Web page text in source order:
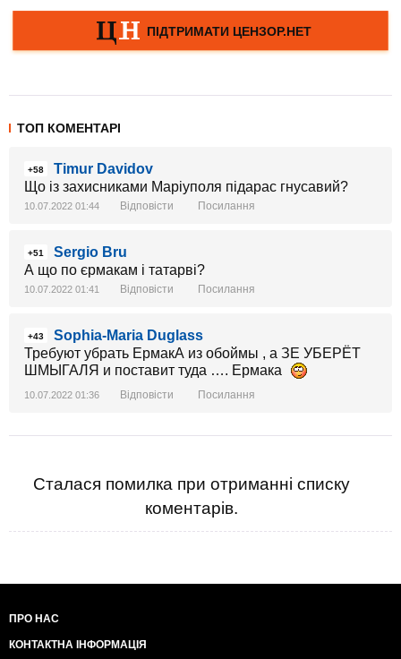
ТОП КОМЕНТАРІ
+58
Timur Davidov
Що із захисниками Маріуполя підарас гнусавий?
10.07.2022 01:44 Відповісти Посилання
+51
Sergio Bru
А що по єрмакам і татарві?
10.07.2022 01:41 Відповісти Посилання
+43
Sophia-Maria Duglass
Требуют убрать ЕрмакА из обоймы , а ЗЕ УБЕРЁТ
ШМЫГАЛЯ и поставит туда …. Ермака
10.07.2022 01:36 Відповісти Посилання
Сталася помилка при отриманні списку
коментарів.
ПРО НАС
КОНТАКТНА ІНФОРМАЦІЯ